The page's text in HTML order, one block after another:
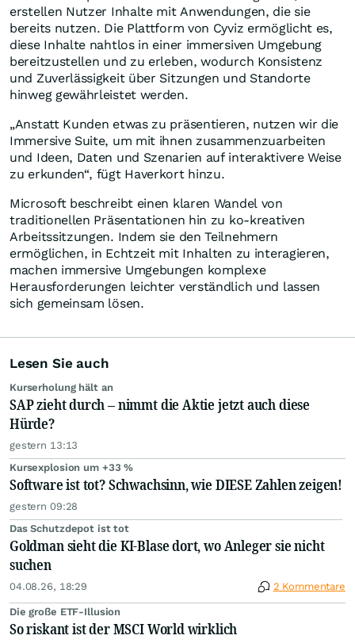
erstellen Nutzer Inhalte mit Anwendungen, die sie
bereits nutzen. Die Plattform von Cyviz ermöglicht es,
diese Inhalte nahtlos in einer immersiven Umgebung
bereitzustellen und zu erleben, wodurch Konsistenz
und Zuverlässigkeit über Sitzungen und Standorte
hinweg gewährleistet werden.
„Anstatt Kunden etwas zu präsentieren, nutzen wir die
Immersive Suite, um mit ihnen zusammenzuarbeiten
und Ideen, Daten und Szenarien auf interaktivere Weise
zu erkunden“, fügt Haverkort hinzu.
Microsoft beschreibt einen klaren Wandel von
traditionellen Präsentationen hin zu ko-kreativen
Arbeitssitzungen. Indem sie den Teilnehmern
ermöglichen, in Echtzeit mit Inhalten zu interagieren,
machen immersive Umgebungen komplexe
Herausforderungen leichter verständlich und lassen
sich gemeinsam lösen.
Lesen Sie auch
Kurserholung hält an
SAP zieht durch – nimmt die Aktie jetzt auch diese
Hürde?
gestern 13:13
Kursexplosion um +33 %
Software ist tot? Schwachsinn, wie DIESE Zahlen zeigen!
gestern 09:28
Das Schutzdepot ist tot
Goldman sieht die KI-Blase dort, wo Anleger sie nicht
suchen
04.08.26, 18:29 2 Kommentare
Die große ETF-Illusion
So riskant ist der MSCI World wirklich